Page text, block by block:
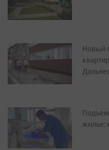
Новый
жилье: